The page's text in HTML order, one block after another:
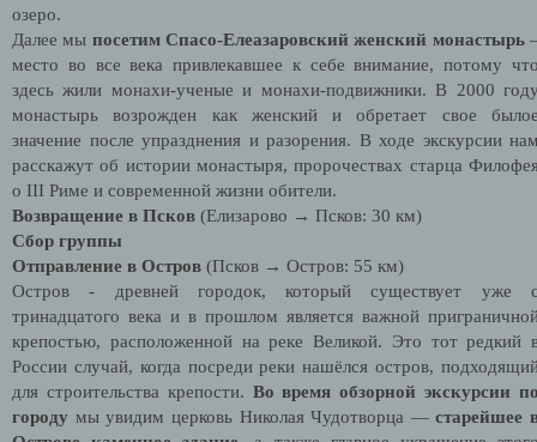
озеро.
Далее мы посетим Спасо-Елеазаровский женский монастырь
место во все века привлекавшее к себе внимание, потому
здесь жили монахи-ученые и монахи-подвижники. В 2000
монастырь возрожден как женский и обретает свое
значение после упразднения и разорения. В ходе экскурсии
расскажут об истории монастыря, пророчествах старца
о III Риме и современной жизни обители.
Возвращение в Псков (Елизарово → Псков: 30 км)
Сбор группы
Отправление в Остров (Псков → Остров: 55 км)
Остров - древней городок, который существует уже
тринадцатого века и в прошлом является важной
крепостью, расположенной на реке Великой. Это тот редкий
России случай, когда посреди реки нашёлся остров,
для строительства крепости. Во время обзорной экскурсии
городу мы увидим церковь Николая Чудотворца —старейшее